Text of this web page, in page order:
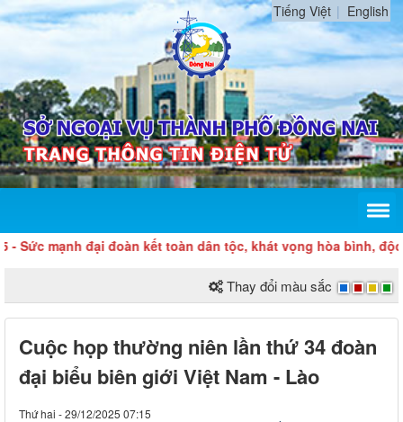
Tiếng Việt English
mạnh đại đoàn kết toàn dân tộc, khát vọng hòa bình, độc
Thay đổi màu sắc
Cuộc họp thường niên lần thứ 34 đoàn
đại biểu biên giới Việt Nam - Lào
Thứ hai - 29/12/2025 07:15